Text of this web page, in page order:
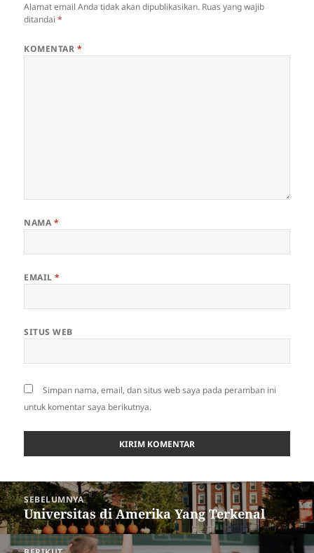
Alamat email Anda tidak akan dipublikasikan. Ruas yang wajib
ditandai*
KOMENTAR *
NAMA *
EMAIL*
SITUS WEB
Simpan nama, email, dan situs web saya pada peramban ini
untuk komentar saya berikutnya.
Navigasi
pos SEBELUMNYA
Pos
sebelumnya:
Universitas di Amerika Yang Terkenal